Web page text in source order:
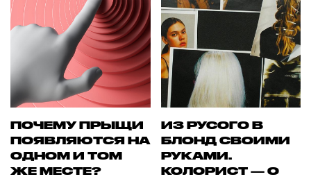
ПОЧЕМУ ПРЫЩИ
ПОЯВЛЯЮТСЯ НА
ОДНОМ И ТОМ
ЖЕ МЕСТЕ?
ИЗ РУСОГО В
БЛОНД СВОИМИ
РУКАМИ.
КОЛОРИСТ — О